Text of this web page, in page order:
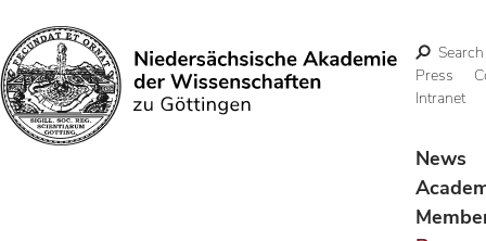
Search
Search
Press
Intranet
News